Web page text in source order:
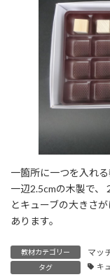
一箇所に一つを入れ
一辺2.5cmの木製で、
とキューブの大きさ
あります。
教材カテゴリー マッ
タグ キ